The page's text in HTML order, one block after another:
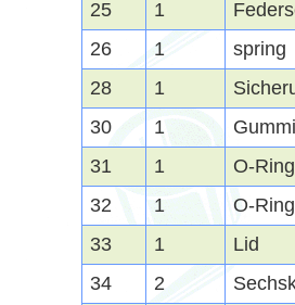
25
1
26
1 spring
28
1
30
1
31
1 O-Ring
32
1 O-Ring
33
1 Lid
34
2